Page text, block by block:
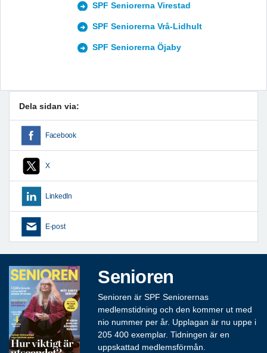
SPF Seniorerna Virestad
SPF Seniorerna Vrå-Lidhult
SPF Seniorerna Öjaby
Dela sidan via:
Facebook
X
LinkedIn
E-post
Senioren
Senioren är SPF Seniorernas
medlemstidning och den kommer ut med
nio nummer per år. Upplagan är nu uppe i
205 400 exemplar. Tidningen är en
uppskattad medlemsförmån.